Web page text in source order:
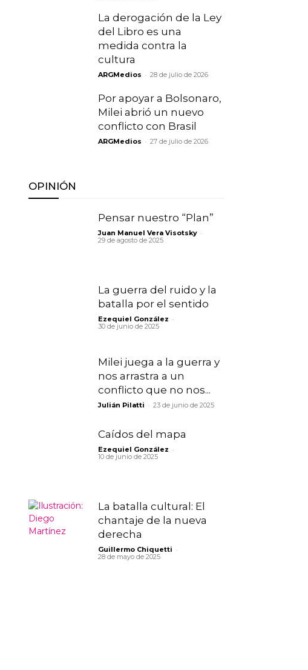
La derogación de la Ley
del Libro es una
medida contra la
cultura
ARGMedios - 28 de julio de 2026
Por apoyar a Bolsonaro,
Milei abrió un nuevo
conflicto con Brasil
ARGMedios - 27 de julio de 2026
OPINIÓN
Pensar nuestro “Plan”
Juan Manuel Vera Visotsky -
29 de agosto de 2025
La guerra del ruido y la
batalla por el sentido
Ezequiel González -
30 de junio de 2025
Milei juega a la guerra y
nos arrastra a un
conflicto que no nos...
Julián Pilatti - 23 de junio de 2025
Caídos del mapa
Ezequiel González -
10 de junio de 2025
La batalla cultural: El
chantaje de la nueva
derecha
Guillermo Chiquetti -
28 de mayo de 2025